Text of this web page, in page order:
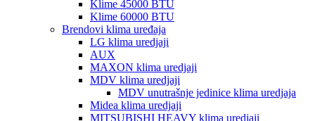
Klime 45000 BTU
Klime 60000 BTU
Brendovi klima uređaja
LG klima uredjaji
AUX
MAXON klima uredjaji
MDV klima uredjaji
MDV unutrašnje jedinice klima uredjaja
Midea klima uredjaji
MITSUBISHI HEAVY klima uredjaji